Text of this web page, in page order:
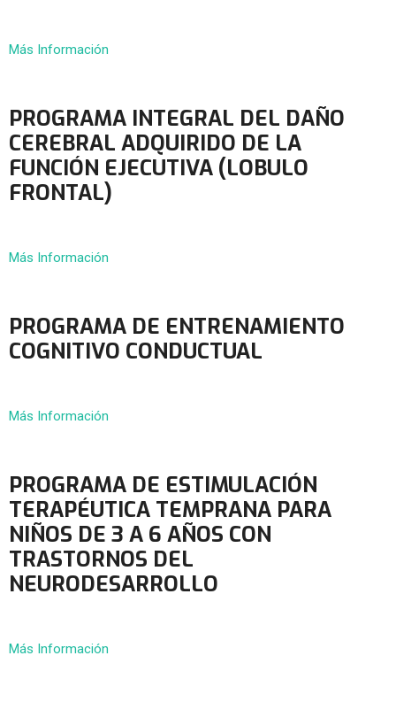
Más Información
PROGRAMA INTEGRAL DEL DAÑO
CEREBRAL ADQUIRIDO DE LA
FUNCIÓN EJECUTIVA (LOBULO
FRONTAL)
Más Información
PROGRAMA DE ENTRENAMIENTO
COGNITIVO CONDUCTUAL
Más Información
PROGRAMA DE ESTIMULACIÓN
TERAPÉUTICA TEMPRANA PARA
NIÑOS DE 3 A 6 AÑOS CON
TRASTORNOS DEL
NEURODESARROLLO
Más Información